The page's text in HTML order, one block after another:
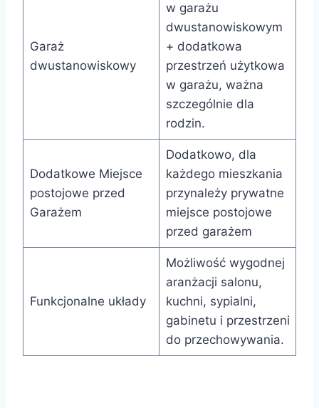
Garaż
dwustanowiskowy
w garażu
dwustanowiskowym
+ dodatkowa
przestrzeń użytkowa
w garażu, ważna
szczególnie dla
rodzin.
Dodatkowe Miejsce
postojowe przed
Garażem
Dodatkowo, dla
każdego mieszkania
przynależy prywatne
miejsce postojowe
przed garażem
Funkcjonalne układy
Możliwość wygodnej
aranżacji salonu,
kuchni, sypialni,
gabinetu i przestrzeni
do przechowywania.